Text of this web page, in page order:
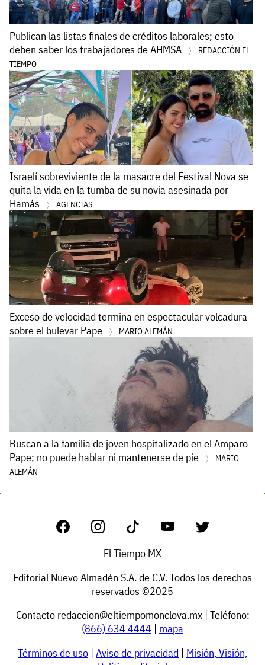
Publican las listas finales de créditos laborales; esto
deben saber los trabajadores de AHMSA
REDACCIÓN EL
TIEMPO
Israelí sobreviviente de la masacre del Festival Nova se
quita la vida en la tumba de su novia asesinada por
Hamás
AGENCIAS
Exceso de velocidad termina en espectacular volcadura
sobre el bulevar Pape
MARIO ALEMÁN
Buscan a la familia de joven hospitalizado en el Amparo
Pape; no puede hablar ni mantenerse de pie
MARIO
ALEMÁN
El Tiempo MX
Editorial Nuevo Almadén S.A. de C.V. Todos los derechos
reservados ©2025
Contacto redaccion@eltiempomonclova.mx| Teléfono:
(866) 634 4444 | mapa
Términos de uso | Aviso de privacidad | Misión, Visión,